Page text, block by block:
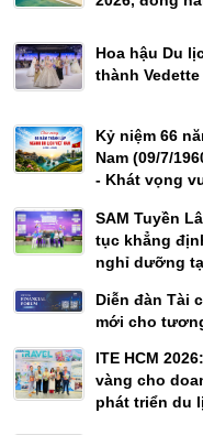
Hoa hậu Du
thành
Kỷ niệm 66
Nam (09/7/
- Khát vọng
SAM Tuyền
tục khẳng
nghỉ dưỡng
Diễn đàn Tài
mới cho
ITE HCM
vàng cho
phát triển du